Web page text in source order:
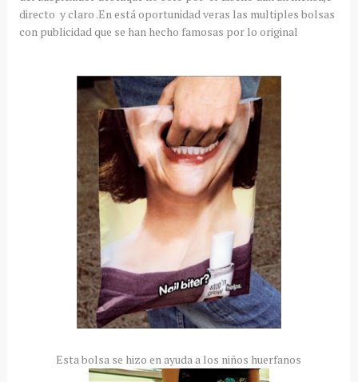
directo y claro .En está oportunidad veras las multiples bolsas
con publicidad que se han hecho famosas por lo original
Esta bolsa se hizo en ayuda a los niños huerfanos